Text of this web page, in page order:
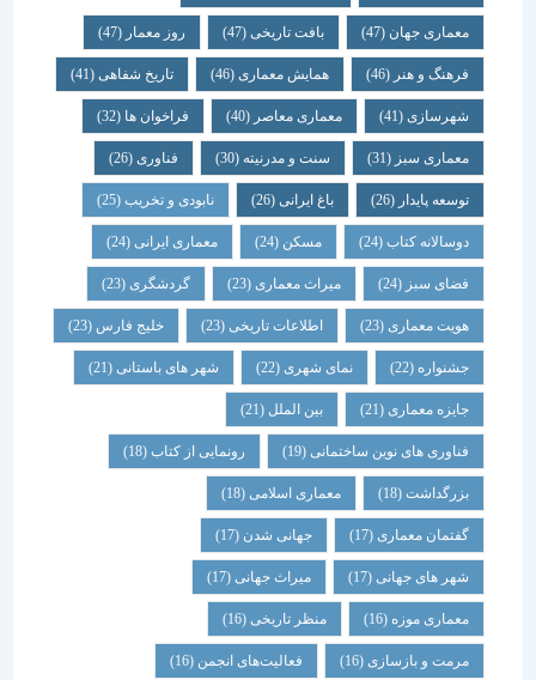
معماری جهان (47) بافت تاریخی(47) روز معمار(47)
فرهنگ و هنر(46) همایش معماری (46) تاریخ شفاهی (41)
شهرسازی(41) معماری معاصر(40) فراخوان ها (32)
معماری سبز(31) سنت و مدرنیته(30) فناوری (26)
توسعه پایدار(26) باغ ایرانی(26) نابودی و تخریب(25)
دوسالانه کتاب(24) مسکن (24) معماری ایرانی(24)
فضای سبز(24) میراث معماری (23) گردشگری (23)
هویت معماری (23) اطلاعات تاریخی(23) خلیج فارس(23)
جشنواره(22) نمای شهری(22) شهر های باستانی (21)
جایزه معماری (21) بین الملل(21)
فناوری های نوین ساختمانی(19) رونمایی از کتاب (18)
بزرگداشت (18) معماری اسلامی(18)
گفتمان معماری (17) جهانی شدن(17)
شهر های جهانی(17) میراث جهانی(17)
معماری موزه(16) منظر تاریخی (16)
مرمت و بازسازی(16) فعالیت‌های انجمن(16)